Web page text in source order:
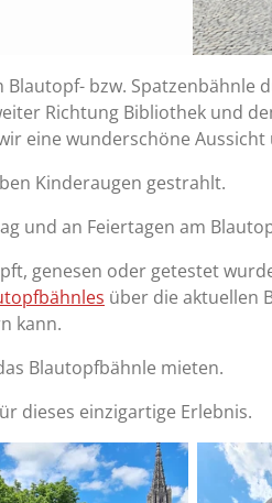
bzw.
Richtung Bibliothek und
eine wunderschöne
Kinderaugen gestrahlt.
und an Feiertagen am
genesen oder getestet
über die aktuellen
kann.
Blautopfbähnle mieten.
dieses einzigartige Erlebnis.